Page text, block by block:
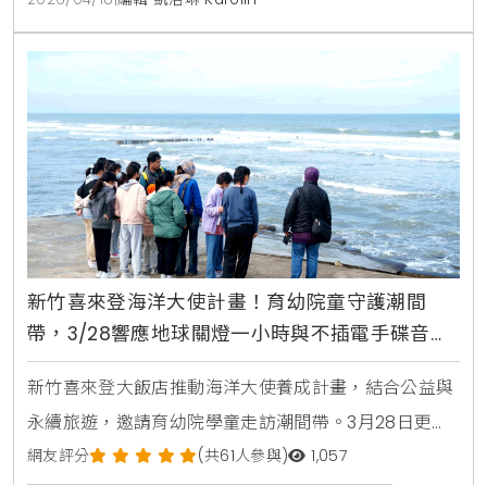
費者的利他心理，讓每份甜蜜都承載著實質的社會溫度
。
新竹喜來登海洋大使計畫！育幼院童守護潮間
帶，3/28響應地球關燈一小時與不插電手碟音樂
會
新竹喜來登大飯店推動海洋大使養成計畫，結合公益與
永續旅遊，邀請育幼院學童走訪潮間帶。3月28日更將
響應地球關燈一小時，舉辦手碟不插電音樂會，邀請大
網友評分 (共61人參與) 1,057